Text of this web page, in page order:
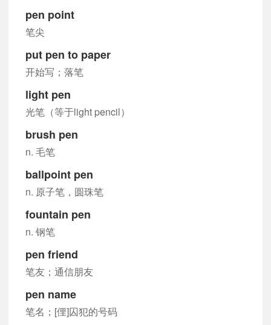
pen point
笔尖
put pen to paper
开始写；落笔
light pen
光笔（等于light pencil）
brush pen
n. 毛笔
ballpoint pen
n. 原子笔，圆珠笔
fountain pen
n. 钢笔
pen friend
笔友；通信朋友
pen name
笔名；[俚]囚犯的号码